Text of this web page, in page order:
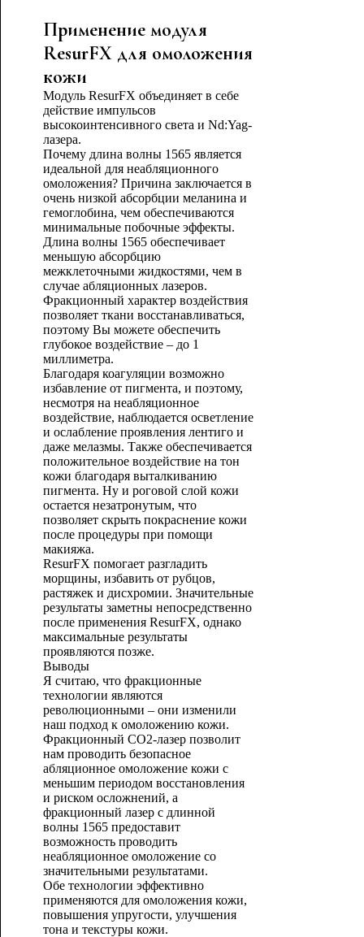
Применение модуля
ResurFX для омоложения
кожи
Модуль ResurFX объединяет в себе
действие импульсов
высокоинтенсивного света и Nd:Yag-
лазера.
Почему длина волны 1565 является
идеальной для неабляционного
омоложения? Причина заключается в
очень низкой абсорбции меланина и
гемоглобина, чем обеспечиваются
минимальные побочные эффекты.
Длина волны 1565 обеспечивает
меньшую абсорбцию
межклеточными жидкостями, чем в
случае абляционных лазеров.
Фракционный характер воздействия
позволяет ткани восстанавливаться,
поэтому Вы можете обеспечить
глубокое воздействие – до 1
миллиметра.
Благодаря коагуляции возможно
избавление от пигмента, и поэтому,
несмотря на неабляционное
воздействие, наблюдается осветление
и ослабление проявления лентиго и
даже мелазмы. Также обеспечивается
положительное воздействие на тон
кожи благодаря выталкиванию
пигмента. Ну и роговой слой кожи
остается незатронутым, что
позволяет скрыть покраснение кожи
после процедуры при помощи
макияжа.
ResurFX помогает разгладить
морщины, избавить от рубцов,
растяжек и дисхромии. Значительные
результаты заметны непосредственно
после применения ResurFX, однако
максимальные результаты
проявляются позже.
Выводы
Я считаю, что фракционные
технологии являются
революционными – они изменили
наш подход к омоложению кожи.
Фракционный СО2-лазер позволит
нам проводить безопасное
абляционное омоложение кожи с
меньшим периодом восстановления
и риском осложнений, а
фракционный лазер с длинной
волны 1565 предоставит
возможность проводить
неабляционное омоложение со
значительными результатами.
Обе технологии эффективно
применяются для омоложения кожи,
повышения упругости, улучшения
тона и текстуры кожи.